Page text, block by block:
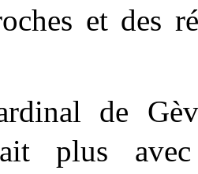
et des
de
plus